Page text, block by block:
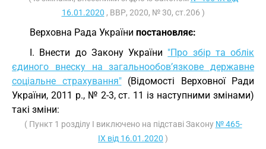
16.01.2020 , ВВР, 2020, № 30, ст.206 )
Верховна Рада України постановляє:
I. Внести до Закону України "Про збір та облік
єдиного внеску на загальнообов’язкове державне
соціальне страхування"(Відомості Верховної Ради
України, 2011 р., № 2-3, ст. 11 із наступними змінами)
такі зміни:
( Пункт 1 розділу I виключено на підставі Закону № 465-
IX від 16.01.2020 )